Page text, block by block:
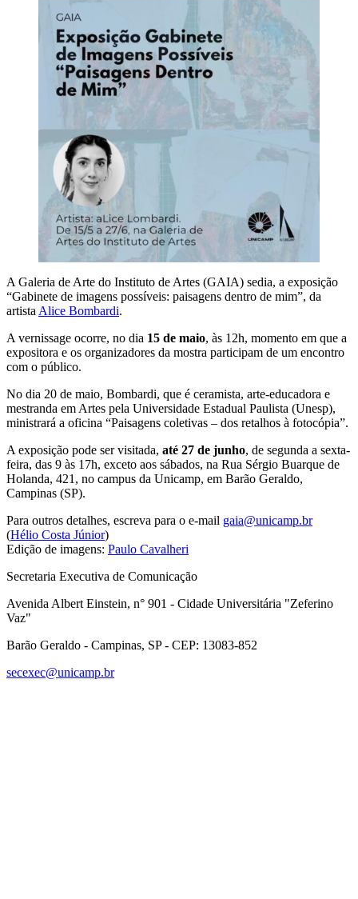
A Galeria de Arte do Instituto de Artes (GAIA) sedia, a exposição
“Gabinete de imagens possíveis: paisagens dentro de mim”, da
artista Alice Bombardi.
A vernissage ocorre, no dia 15 de maio, às 12h, momento em que a
expositora e os organizadores da mostra participam de um encontro
com o público.
No dia 20 de maio, Bombardi, que é ceramista, arte-educadora e
mestranda em Artes pela Universidade Estadual Paulista (Unesp),
ministrará a oficina “Paisagens coletivas – dos retalhos à fotocópia”.
A exposição pode ser visitada, até 27 de junho, de segunda a sexta-
feira, das 9 às 17h, exceto aos sábados, na Rua Sérgio Buarque de
Holanda, 421, no campus da Unicamp, em Barão Geraldo,
Campinas (SP).
Para outros detalhes, escreva para o e-mail gaia@unicamp.br
(Hélio Costa Júnior)
Edição de imagens: Paulo Cavalheri
Secretaria Executiva de Comunicação
Avenida Albert Einstein, n° 901 - Cidade Universitária "Zeferino
Vaz"
Barão Geraldo - Campinas, SP - CEP: 13083-852
secexec@unicamp.br